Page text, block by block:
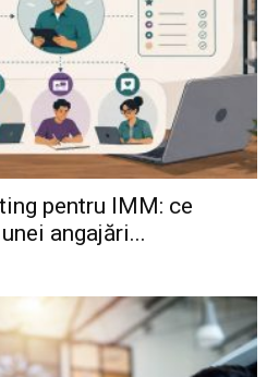
pentru IMM: ce
angajări...